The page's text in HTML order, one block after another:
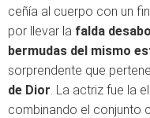
ceñía al cuerpo con un
por llevar la falda
bermudas del mismo
sorprendente que
de Dior. La actriz fue la
combinando el conjunto